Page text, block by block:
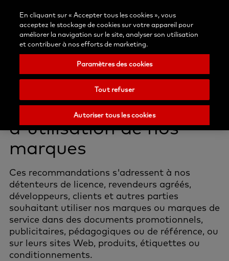
Inscription Blog
nous
votre
pays
Nobel
Biocare
Recherche Menu
Marques
Recommandations
d'utilisation de nos
marques
Ces recommandations s'adressent à nos
détenteurs de licence, revendeurs agréés,
développeurs, clients et autres parties
souhaitant utiliser nos marques ou marques de
service dans des documents promotionnels,
publicitaires, pédagogiques ou de référence, ou
sur leurs sites Web, produits, étiquettes ou
conditionnements.
En cliquant sur « Accepter tous les cookies », vous
acceptez le stockage de cookies sur votre appareil pour
améliorer la navigation sur le site, analyser son utilisation
et contribuer à nos efforts de marketing.
Paramètres des cookies
Tout refuser
Autoriser tous les cookies